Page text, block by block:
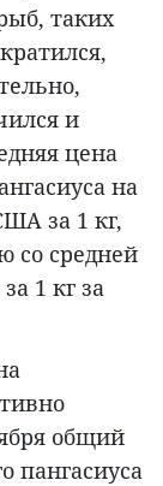
таких
и
цена
на
за 1 кг,
со средней
1 кг за
общий
пангасиуса